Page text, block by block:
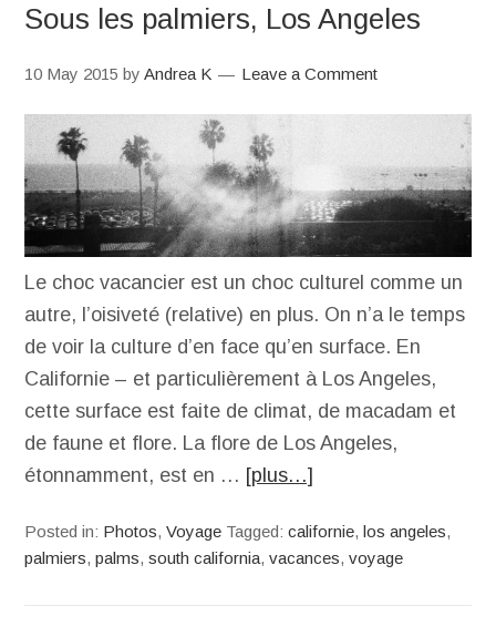
Sous les palmiers, Los Angeles
10 May 2015 byAndrea K Leave a Comment
Le choc vacancier est un choc culturel comme un
autre, l’oisiveté (relative) en plus. On n’a le temps
de voir la culture d’en face qu’en surface. En
Californie – et particulièrement à Los Angeles,
cette surface est faite de climat, de macadam et
de faune et flore. La flore de Los Angeles,
étonnamment, est en … [plus…]
Posted in: Photos,Voyage Tagged:californie,los angeles,
palmiers,palms,south california,vacances,voyage